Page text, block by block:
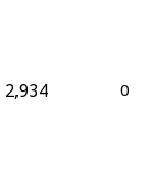
0
2,934